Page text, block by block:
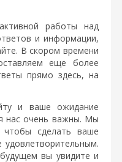
работы над
и информации,
В скором времени
еще более
прямо здесь, на
и ваше ожидание
нас очень важны. Мы
чтобы сделать ваше
вы увидите и